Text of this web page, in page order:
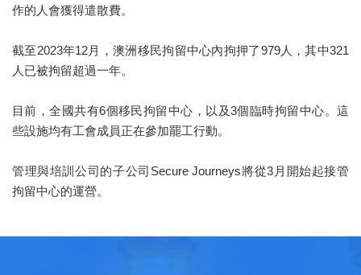
作的人會獲得遣散費。
截至2023年12月，澳洲移民拘留中心內拘押了979人，其中321
人已被拘留超過一年。
目前，全國共有6個移民拘留中心，以及3個臨時拘留中心。這
些設施均有工會成員正在參加罷工行動。
管理與培訓公司的子公司Secure Journeys將從3月開始起接管
拘留中心的運營。